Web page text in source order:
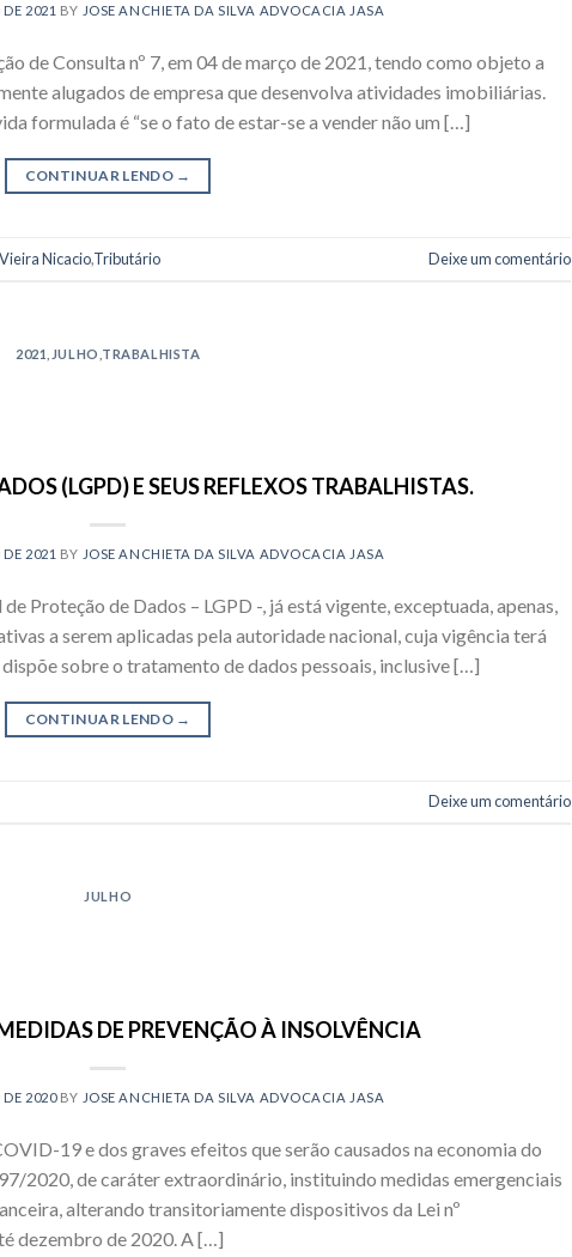
2021 BY JOSE ANCHIETA DA SILVA ADVOCACIA JASA
de Consulta nº 7, em 04 de março de 2021, tendo como objeto a
alugados de empresa que desenvolva atividades imobiliárias.
formulada é “se o fato de estar-se a vender não um […]
CONTINUAR LENDO →
Nicacio,Tributário Deixe um comentário
2021 JULHO TRABALHISTA
(LGPD) E SEUS REFLEXOS TRABALHISTAS.
2021 BY JOSE ANCHIETA DA SILVA ADVOCACIA JASA
Proteção de Dados – LGPD -, já está vigente, exceptuada, apenas,
a serem aplicadas pela autoridade nacional, cuja vigência terá
sobre o tratamento de dados pessoais, inclusive […]
CONTINUAR LENDO →
Deixe um comentário
JULHO
DE PREVENÇÃO À INSOLVÊNCIA
DE 2020BY JOSE ANCHIETA DA SILVA ADVOCACIA JASA
19 e dos graves efeitos que serão causados na economia do
2020, de caráter extraordinário, instituindo medidas emergenciais
alterando transitoriamente dispositivos da Lei nº
dezembro de 2020. A […]